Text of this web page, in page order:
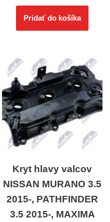
Pridať do košíka
Kryt hlavy valcov
NISSAN MURANO 3.5
2015-, PATHFINDER
3.5 2015-, MAXIMA